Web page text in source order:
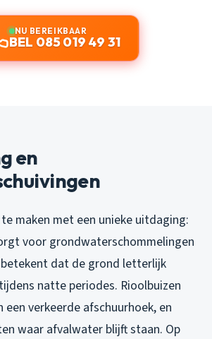
NU BEREIKBAAR
BEL 085 019 49 31
en
maken met een unieke uitdaging:
voor grondwaterschommelingen
dat de grond letterlijk
natte periodes. Rioolbuizen
een verkeerde afschuurhoek, en
waar afvalwater blijft staan. Op